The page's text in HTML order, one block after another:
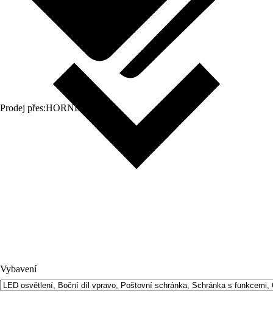
Prodej přes:HORNBACH
Vybavení